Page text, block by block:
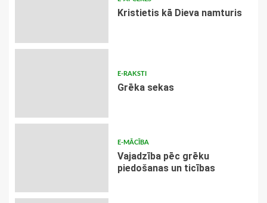
Kristietis kā Dieva namturis
E-RAKSTI
Grēka sekas
E-MĀCĪBA
Vajadzība pēc grēku
piedošanas un ticības